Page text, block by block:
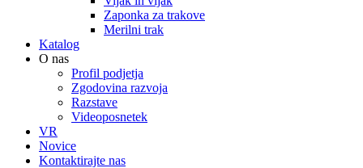
Zaponka za trakove
Merilni trak
Katalog
O nas
Profil podjetja
Zgodovina razvoja
Razstave
Videoposnetek
VR
Novice
Kontaktirajte nas